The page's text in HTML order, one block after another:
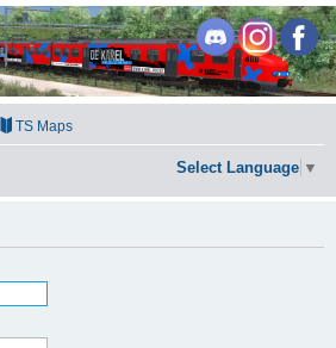
TS Maps
Select Language ▼